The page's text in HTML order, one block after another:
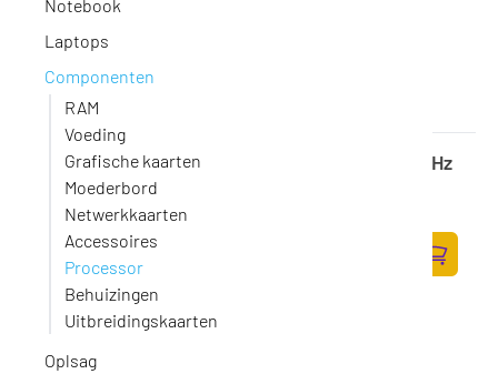
Notebook
Laptops
Componenten
RAM
Voeding
Grafische kaarten
Moederbord
Netwerkkaarten
Accessoires
Processor
Behuizingen
Uitbreidingskaarten
Oplsag
AMD AM5 Ryzen 7 7800X3D Tray 4,2GHz 5,0GHz
Boost 8xCore 16xThreads 96MB 120W
Op voorraad 100-000000910
301,-
248,76 excl. BTW
Zum